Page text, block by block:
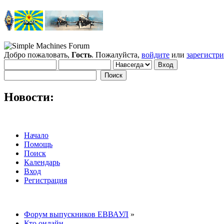
Добро пожаловать, Гость. Пожалуйста, войдите или
Новости:
Начало
Помощь
Поиск
Календарь
Вход
Регистрация
Форум выпускников ЕВВАУЛ »